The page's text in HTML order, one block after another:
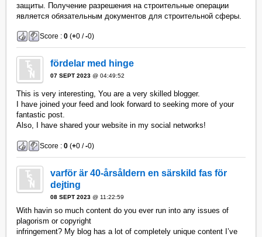
защиты. Получение разрешения на строительные операции
является обязательным документов для строительной сферы.
Score :0 (+0 /-0)
fördelar med hinge
07 SEPT 2023 @ 04:49:52
This is very interesting, You are a very skilled blogger.
I have joined your feed and look forward to seeking more of your
fantastic post.
Also, I have shared your website in my social networks!
Score :0 (+0 /-0)
varför är 40-årsåldern en särskild fas för
dejting
08 SEPT 2023 @ 11:22:59
With havin so much content do you ever run into any issues of
plagorism or copyright
infringement? My blog has a lot of completely unique content I’ve